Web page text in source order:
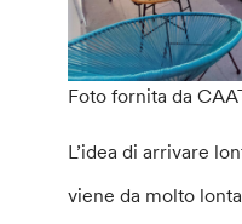
Foto fornita da
L’idea di arrivare
viene da molto